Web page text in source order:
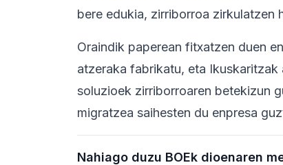
bere edukia, zirriborroa zirkulatzen
Oraindik paperean fitxatzen duen
atzeraka fabrikatu, eta
soluzioek zirriborroaren betekizun
migratzea saihesten du enpresa
Nahiago duzu BOEk dioenaren